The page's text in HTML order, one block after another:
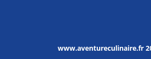
www.aventureculinaire.fr